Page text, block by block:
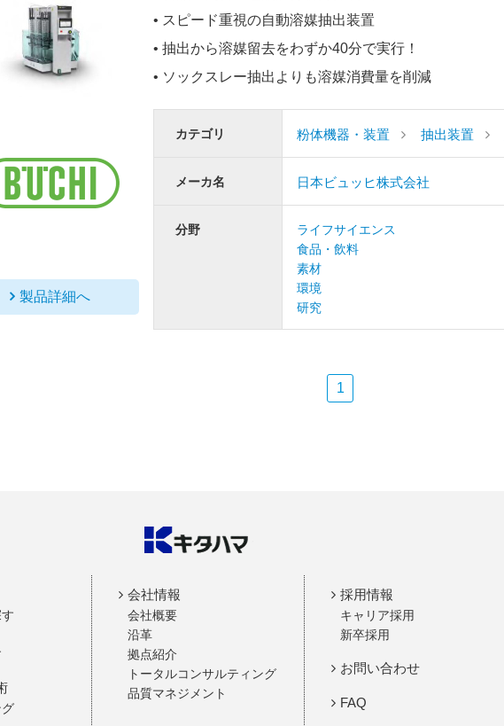
製品詳細へ
• スピード重視の自動溶媒抽出装置
• 抽出から溶媒留去をわずか40分で実行！
• ソックスレー抽出よりも溶媒消費量を削減
カテゴリ 粉体機器・装置 抽出装置
メーカ名 日本ビュッヒ株式会社
分野
ライフサイエンス
食品・飲料
素材
環境
研究
1
会社情報
会社概要
沿革
拠点紹介
トータルコンサルティング
品質マネジメント
採用情報
キャリア採用
新卒採用
お問い合わせ
FAQ